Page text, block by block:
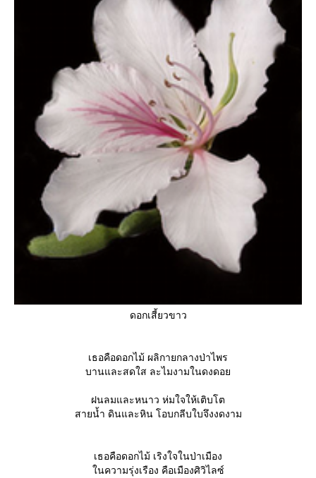
ดอกเสี้ยวขาว
เธอคือดอกไม้ ผลิกายกลางป่าไพร
บานและสดใส ละไมงามในดงดอ
ฝนลมและหนาว ห่มใจให้เติบโต
สายน้ำ ดินและหิน โอบกลีบใบจึงงดงาม
เธอคือดอกไม้ เริงใจในป่าเมือง
นความรุ่งเรือง คือเมืองศิวิไลซ์